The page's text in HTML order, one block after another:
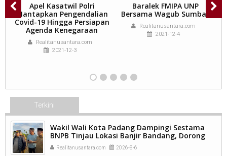
Apel Kasatwil Polri
Mantapkan Pengendalian
Covid-19 Hingga Persiapan
Agenda Kenegaraan
Realitanusantara.com
2021-12-3
Baralek FMIPA UNP
Bersama Wagub Sumbar
Realitanusantara.com
2021-12-4
Terkini
Wakil Wali Kota Padang Dampingi Sestama
BNPB Tinjau Lokasi Banjir Bandang, Dorong
Percepatan Penanganan Pascabencana.
Realitanusantara.com 2026-8-6